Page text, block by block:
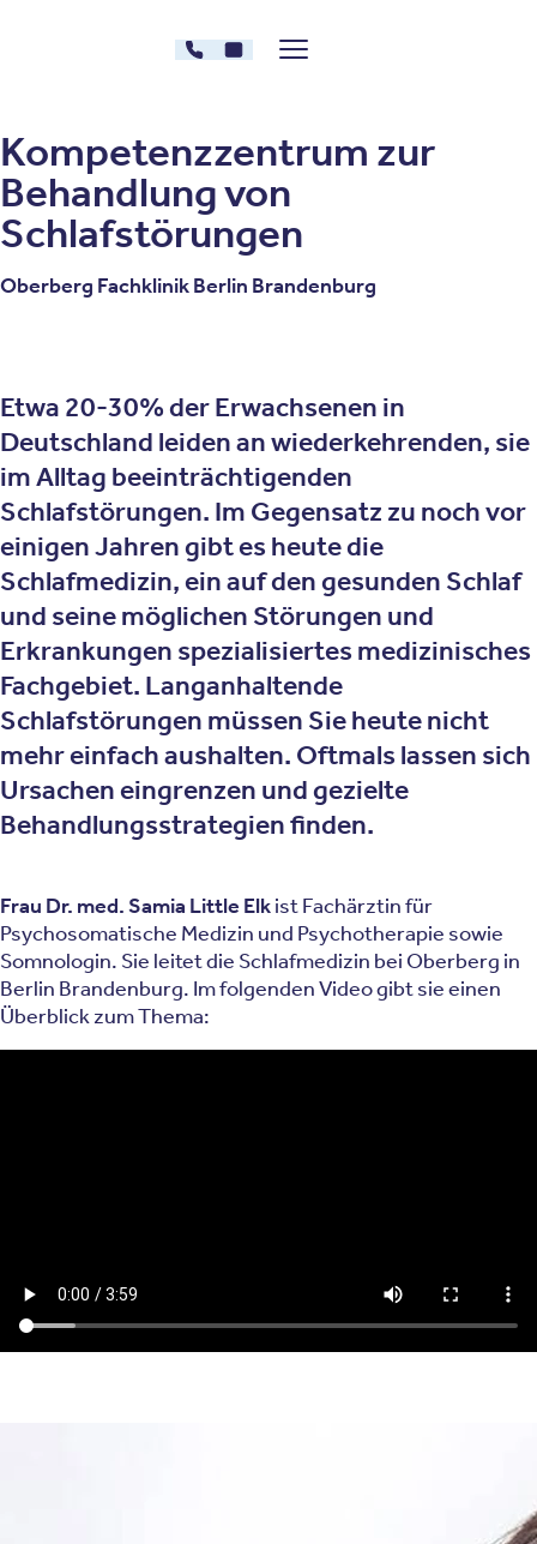
033679 - 134112
Kontakt
Menü zeigen/verstecken
Kompetenzzentrum zur
Behandlung von
Schlafstörungen
Oberberg Fachklinik Berlin Brandenburg
Etwa 20-30% der Erwachsenen in
Deutschland leiden an wiederkehrenden, sie
im Alltag beeinträchtigenden
Schlafstörungen. Im Gegensatz zu noch vor
einigen Jahren gibt es heute die
Schlafmedizin, ein auf den gesunden Schlaf
und seine möglichen Störungen und
Erkrankungen spezialisiertes medizinisches
Fachgebiet. Langanhaltende
Schlafstörungen müssen Sie heute nicht
mehr einfach aushalten. Oftmals lassen sich
Ursachen eingrenzen und gezielte
Behandlungsstrategien finden.
Frau Dr. med. Samia Little Elkist Fachärztin für
Psychosomatische Medizin und Psychotherapie sowie
Somnologin. Sie leitet die Schlafmedizin bei Oberberg in
Berlin Brandenburg. Im folgenden Video gibt sie einen
Überblick zum Thema: